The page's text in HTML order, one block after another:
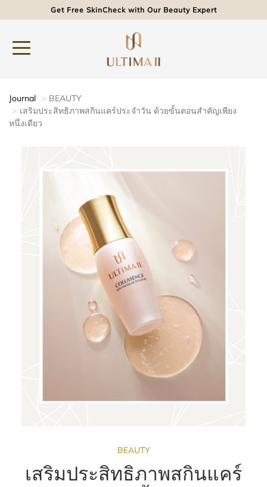
Get Free SkinCheck with Our Beauty Expert
Journal
BEAUTY
เสริมประสิทธิภาพสกินแคร์ประจำวัน ด้วยขั้นตอนสำคัญเพียง
หนึ่งเดียว
BEAUTY
เสริมประสิทธิภาพสกินแคร์